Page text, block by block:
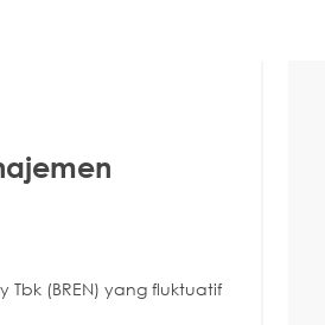
Tbk (BREN) yang fluktuatif